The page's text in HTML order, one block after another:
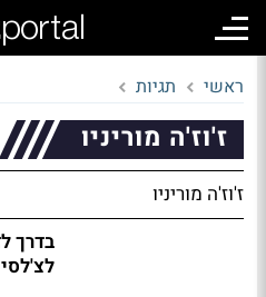
ראשי תגיות
ז'וז'ה מוריניו
ז'וז'ה מוריניו
בדרך